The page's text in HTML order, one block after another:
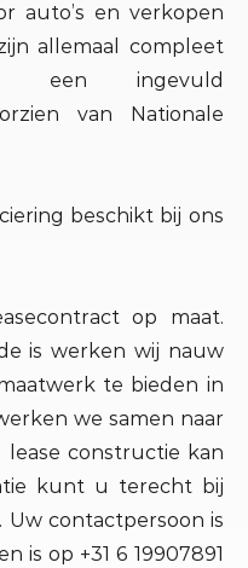
auto’s en verkopen
allemaal compleet
een ingevuld
van Nationale
beschikt bij ons
op maat.
is werken wij nauw
te bieden in
we samen naar
constructie kan
kunt u terecht bij
Uw contactpersoon is
is op +31 6 19907891